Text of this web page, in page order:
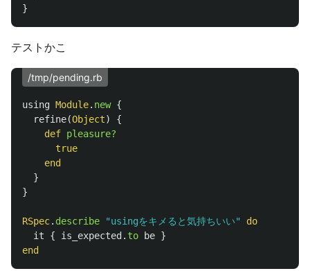
}
テストかこ
/tmp/pending.rb
using Module. new {
refine(Object)
{
def pleasure?
true
end
}
}
RSpec. describe "usingをキメると気持ちいい"
do
it
{ is_expected . to be }
end